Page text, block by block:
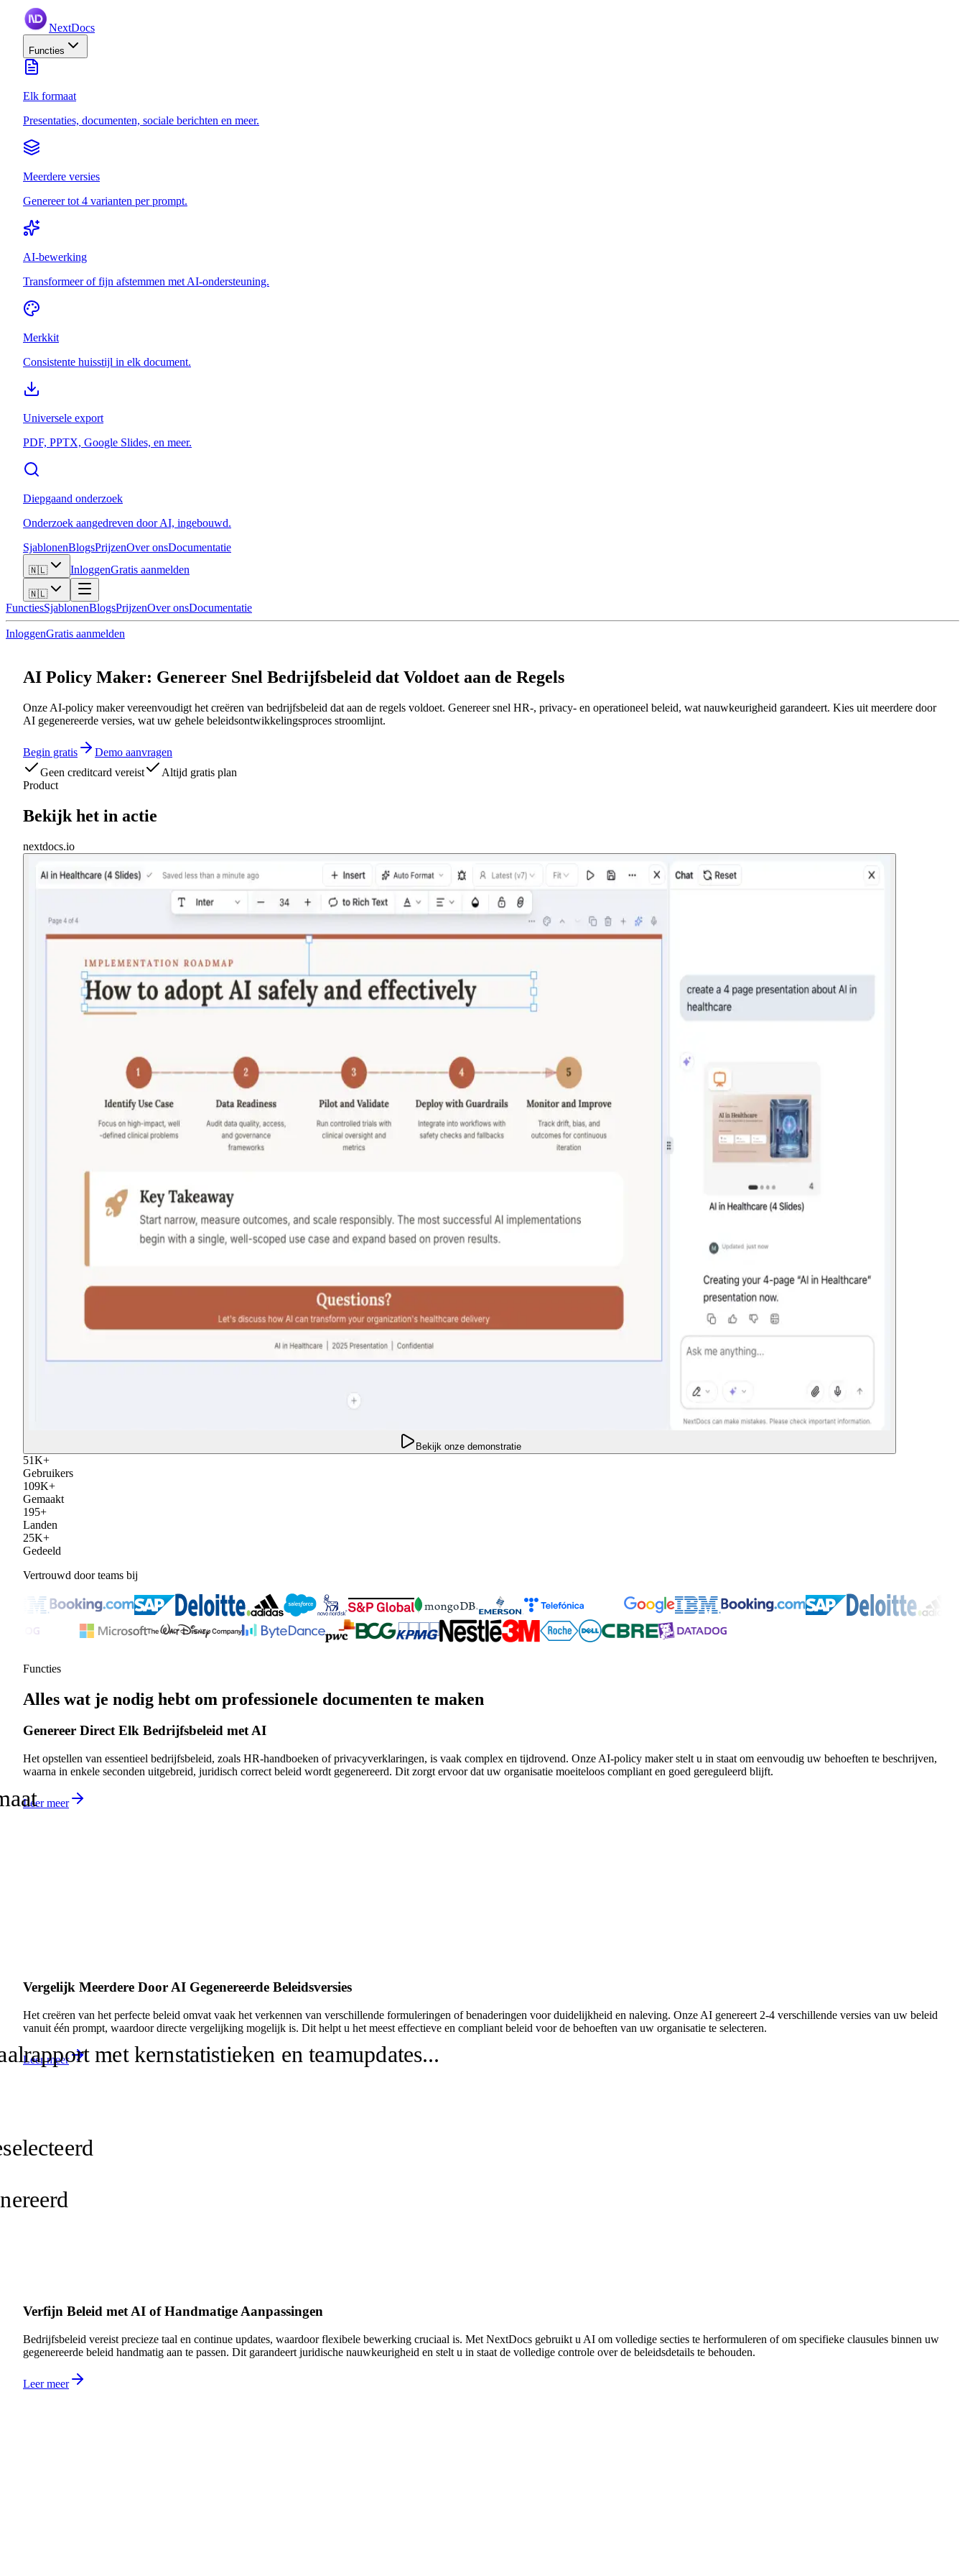
NextDocs
Functies
Elk formaat
Presentaties, documenten, sociale berichten en meer.
Meerdere versies
Genereer tot 4 varianten per prompt.
AI-bewerking
Transformeer of fijn afstemmen met AI-ondersteuning.
Merkkit
Consistente huisstijl in elk document.
Universele export
PDF, PPTX, Google Slides, en meer.
Diepgaand onderzoek
Onderzoek aangedreven door AI, ingebouwd.
SjablonenBlogsPrijzenOver onsDocumentatie
🇳🇱 InloggenGratis aanmelden
🇳🇱
FunctiesSjablonenBlogsPrijzenOver onsDocumentatie
InloggenGratis aanmelden
AI Policy Maker: Genereer Snel Bedrijfsbeleid dat Voldoet aan de Regels
Onze AI-policy maker vereenvoudigt het creëren van bedrijfsbeleid dat aan de regels voldoet. Genereer snel HR-, privacy- en operationeel beleid, wat nauwkeurigheid garandeert. Kies uit meerdere door
AI gegenereerde versies, wat uw gehele beleidsontwikkelingsproces stroomlijnt.
Begin gratis
Demo aanvragen
Geen creditcard vereist
Altijd gratis plan
Product
Bekijk het in actie
nextdocs.io
Bekijk onze demonstratie
52K+
Gebruikers
110K+
Gemaakt
195+
Landen
25K+
Gedeeld
Vertrouwd door teams bij
Functies
Alles wat je nodig hebt om professionele documenten te maken
Genereer Direct Elk Bedrijfsbeleid met AI
Het opstellen van essentieel bedrijfsbeleid, zoals HR-handboeken of privacyverklaringen, is vaak complex en tijdrovend. Onze AI-policy maker stelt u in staat om eenvoudig uw behoeften te beschrijven,
waarna in enkele seconden uitgebreid, juridisch correct beleid wordt gegenereerd. Dit zorgt ervoor dat uw organisatie moeiteloos compliant en goed gereguleerd blijft.
Leer meer
Vergelijk Meerdere Door AI Gegenereerde Beleidsversies
Het creëren van het perfecte beleid omvat vaak het verkennen van verschillende formuleringen of benaderingen voor duidelijkheid en naleving. Onze AI genereert 2-4 verschillende versies van uw beleid
vanuit één prompt, waardoor directe vergelijking mogelijk is. Dit helpt u het meest effectieve en compliant beleid voor de behoeften van uw organisatie te selecteren.
Leer meer
met kernstatistieken en teamupdates...
Verfijn Beleid met AI of Handmatige Aanpassingen
Bedrijfsbeleid vereist precieze taal en continue updates, waardoor flexibele bewerking cruciaal is. Met NextDocs gebruikt u AI om volledige secties te herformuleren of om specifieke clausules binnen uw
gegenereerde beleid handmatig aan te passen. Dit garandeert juridische nauwkeurigheid en stelt u in staat de volledige controle over de beleidsdetails te behouden.
Leer meer